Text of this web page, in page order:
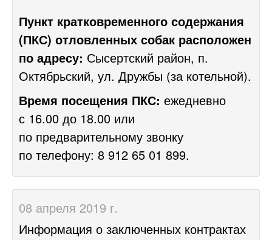
Пункт кратковременного содержания
(ПКС) отловленных собак расположен
по адресу: Сысертский район, п.
Октябрьский, ул. Дружбы (за котельной).
Время посещения ПКС: ежедневно
с 16.00 до 18.00 или
по предварительному звонку
по телефону: 8 912 65 01 899.
08 апреля 2019 г.
Информация о заключенных контрактах